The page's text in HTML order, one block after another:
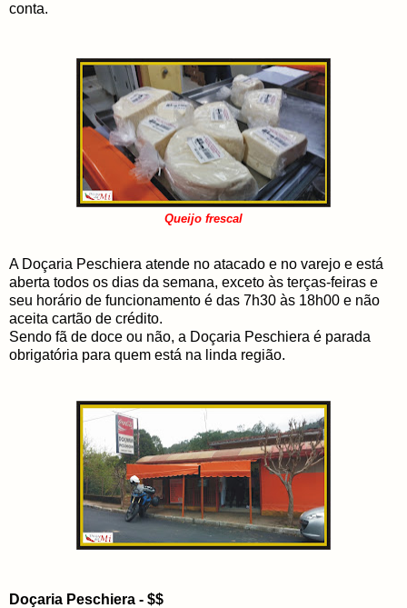
conta.
Queijo frescal
A Doçaria Peschiera atende no atacado e no varejo e está
aberta todos os dias da semana, exceto às terças-feiras e
seu horário de funcionamento é das 7h30 às 18h00 e não
aceita cartão de crédito.
Sendo fã de doce ou não, a Doçaria Peschiera é parada
obrigatória para quem está na linda região.
Doçaria Peschiera - $$